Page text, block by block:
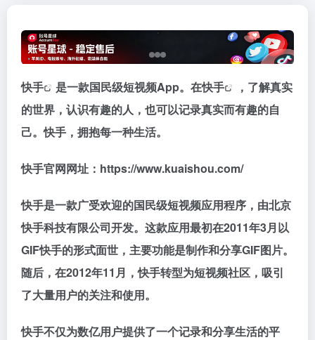
快手 是一款国民级短视频App。在快手
，了解真实
的世界，认识有趣的人，也可以记录真实而有趣的自
己。快手，拥抱每一种生活。
快手官网网址：https://www.kuaishou.com/
快手是一款广受欢迎的国民级短视频应用程序，由北京
快手科技有限公司开发。这款应用最初在2011年3月以
GIF快手的形式面世，主要功能是制作和分享GIF图片。
随后，在2012年11月，快手转型为短视频社区，吸引
了大量用户的关注和使用。
快手不仅为数亿用户提供了一个记录和分享生活的平